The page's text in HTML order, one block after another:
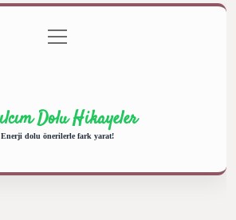
Gizlilik Politikası
menüyü
aç
Dolu Hikayeler
Enerji dolu önerilerle fark yarat!